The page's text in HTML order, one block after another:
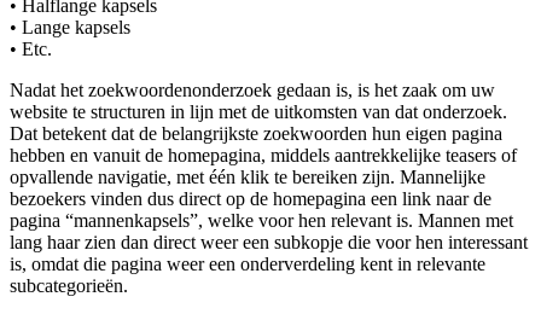
• Halflange kapsels
• Lange kapsels
• Etc.
Nadat het zoekwoordenonderzoek gedaan is, is het zaak om uw
website te structuren in lijn met de uitkomsten van dat onderzoek.
Dat betekent dat de belangrijkste zoekwoorden hun eigen pagina
hebben en vanuit de homepagina, middels aantrekkelijke teasers of
opvallende navigatie, met één klik te bereiken zijn. Mannelijke
bezoekers vinden dus direct op de homepagina een link naar de
pagina “mannenkapsels”, welke voor hen relevant is. Mannen met
lang haar zien dan direct weer een subkopje die voor hen interessant
is, omdat die pagina weer een onderverdeling kent in relevante
subcategorieën.